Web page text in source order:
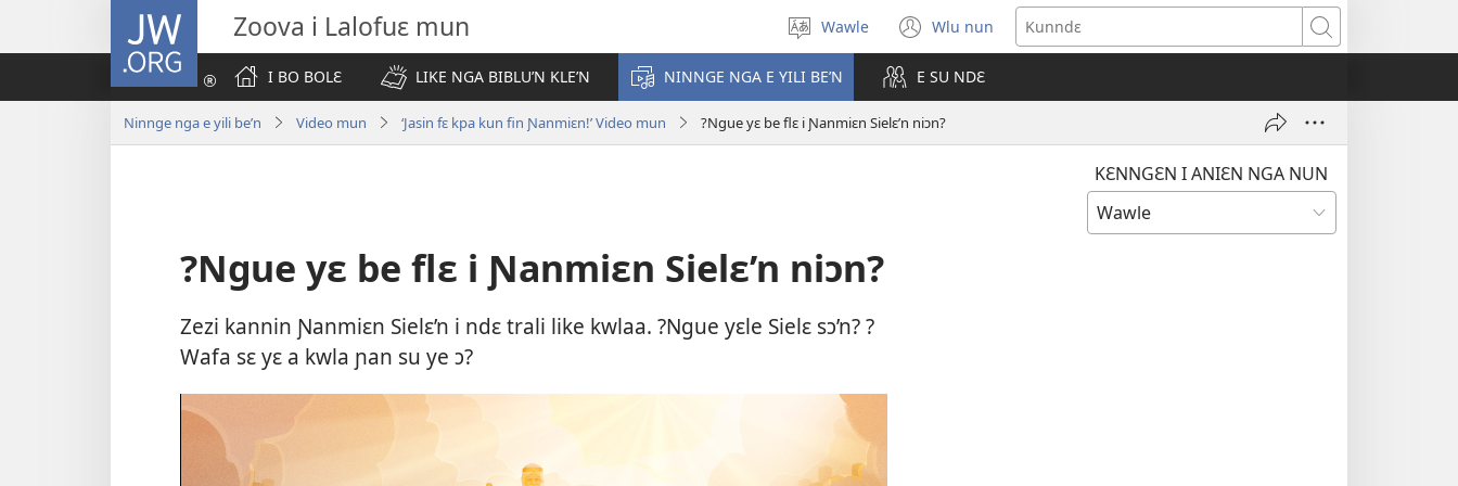
JW.ORG Zoova i Lalofuɛ mun
Kle
aniɛn'n
Wawle Wlu nun
(opens
new
window)
Kunndɛ
I BO BOLƐ
LIKE NGA BIBLU’N KLE’N NINNGE NGA E YILI BE’N E SU NDƐ
Ninnge nga e yili be’n Video mun ‘Jasin fɛ kpa kun fin Ɲanmiɛn!’ Video mun ?Ngue yɛ be flɛ i Ɲanmiɛn Sielɛ’n niɔn?
KƐNNGƐN I ANIƐN NGA NUN
?Ngue yɛ be flɛ i Ɲanmiɛn Sielɛ’n niɔn?
Zezi kannin Ɲanmiɛn Sielɛ’n i ndɛ trali like kwlaa. ?Ngue yɛle Sielɛ sɔ’n? ?
Wafa sɛ yɛ a kwla ɲan su ye ɔ?